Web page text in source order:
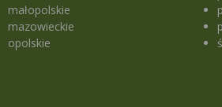
małopolskie
mazowieckie
opolskie